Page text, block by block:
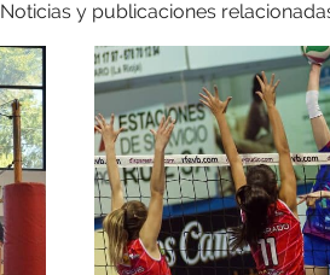
Noticias y publicaciones